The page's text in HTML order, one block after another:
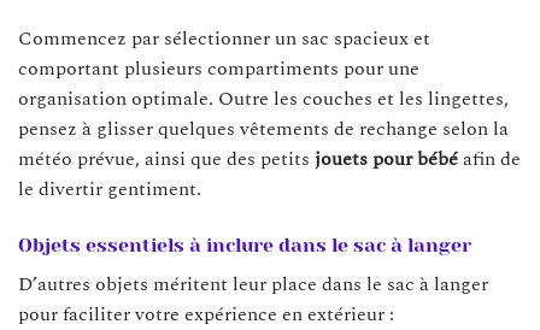
Commencez par sélectionner un sac spacieux et
comportant plusieurs compartiments pour une
organisation optimale. Outre les couches et les lingettes,
pensez à glisser quelques vêtements de rechange selon la
météo prévue, ainsi que des petits jouets pour bébéafin de
le divertir gentiment.
Objets essentiels à inclure dans le sac à langer
D’autres objets méritent leur place dans le sac à langer
pour faciliter votre expérience en extérieur :